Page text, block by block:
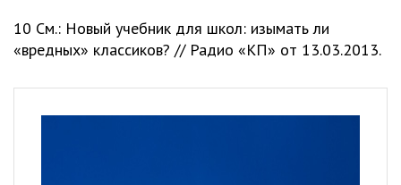
10 См.: Новый учебник для школ: изымать ли
«вредных» классиков? // Радио «КП» от 13.03.2013.